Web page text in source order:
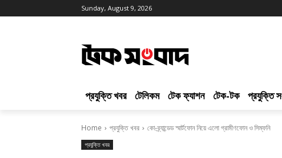
Sunday, August 9, 2026
প্রযুক্তি খবর টেলিকম টেক ফ্যাশন টেক-টক প্রযুক্তি
Home প্রযুক্তি খবর কো-ব্র্যান্ডেড স্মার্টফোন নিয়ে এলো গ্রামীণফোন ও সিম্ফনি
প্রযুক্তি খবর